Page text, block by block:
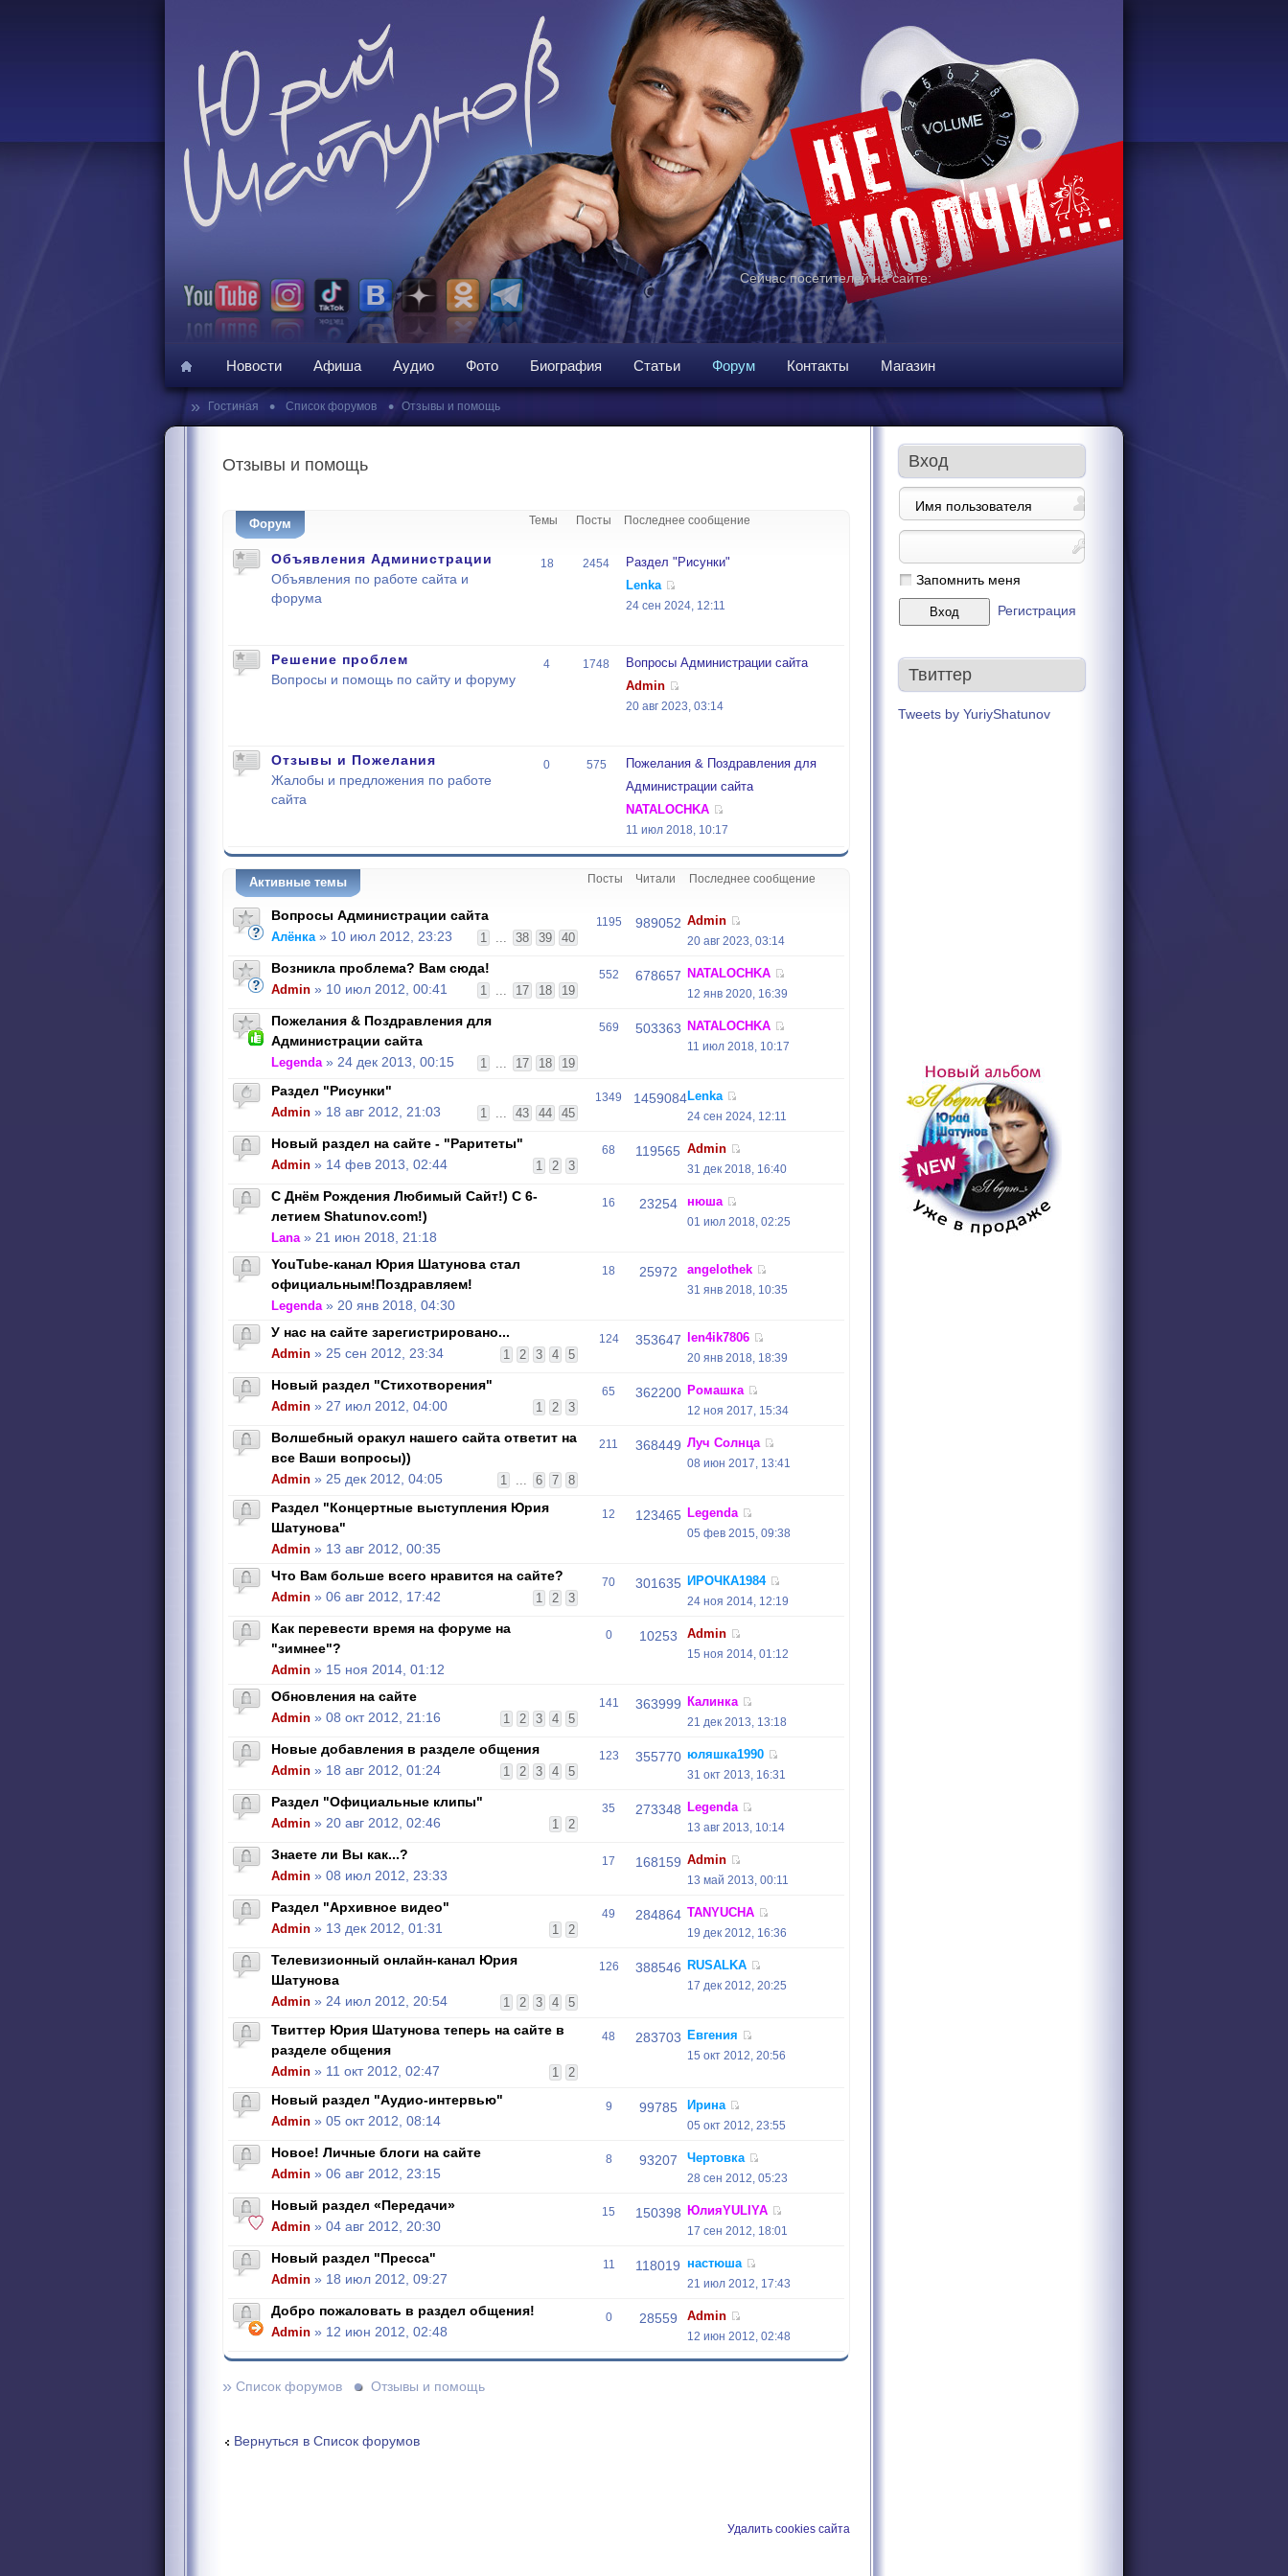
Сейчас посетителей на сайте:
Новости Афиша Аудио Фото Биография Статьи Форум Контакты Магазин
» Гостиная • Список форумов • Отзывы и помощь
Отзывы и помощь
Форум Темы Посты Последнее сообщение
Объявления Администрации
Объявления по работе сайта и
форума
18 2454
Раздел "Рисунки"
Lenka
24 сен 2024, 12:11
Решение проблем
Вопросы и помощь по сайту и форуму
4 1748
Вопросы Администрации сайта
Admin
20 авг 2023, 03:14
Отзывы и Пожелания
Жалобы и предложения по работе
сайта
0 575
Пожелания & Поздравления для
Администрации сайта
NATALOCHKA
11 июл 2018, 10:17
Активные темы Посты Читали Последнее сообщение
Вопросы Администрации сайта
1 ... 38 39 40
Алёнка» 10 июл 2012, 23:23
1195 989052 Admin
20 авг 2023, 03:14
Возникла проблема? Вам сюда!
1 ... 17 18 19
Admin » 10 июл 2012, 00:41
552 678657 NATALOCHKA
12 янв 2020, 16:39
Пожелания & Поздравления для
Администрации сайта
1 ... 17 18 19
Legenda» 24 дек 2013, 00:15
569 503363 NATALOCHKA
11 июл 2018, 10:17
Раздел "Рисунки"
1 ... 43 44 45
Admin » 18 авг 2012, 21:03
1349 1459084Lenka
24 сен 2024, 12:11
Новый раздел на сайте - "Раритеты"
1 2 3
Admin » 14 фев 2013, 02:44
68 119565 Admin
31 дек 2018, 16:40
С Днём Рождения Любимый Сайт!) С 6-
летием Shatunov.com!)
Lana» 21 июн 2018, 21:18
16 23254 нюша
01 июл 2018, 02:25
YouTube-канал Юрия Шатунова стал
официальным!Поздравляем!
Legenda» 20 янв 2018, 04:30
18 25972 angelothek
31 янв 2018, 10:35
У нас на сайте зарегистрировано...
1 2 3 4 5
Admin » 25 сен 2012, 23:34
124 353647 len4ik7806
20 янв 2018, 18:39
Новый раздел "Стихотворения"
1 2 3
Admin » 27 июл 2012, 04:00
65 362200 Ромашка
12 ноя 2017, 15:34
Волшебный оракул нашего сайта ответит на
все Ваши вопросы))
1 ... 6 7 8
Admin » 25 дек 2012, 04:05
211 368449 Луч Солнца
08 июн 2017, 13:41
Раздел "Концертные выступления Юрия
Шатунова"
Admin » 13 авг 2012, 00:35
12 123465 Legenda
05 фев 2015, 09:38
Что Вам больше всего нравится на сайте?
1 2 3
Admin » 06 авг 2012, 17:42
70 301635 ИРОЧКА1984
24 ноя 2014, 12:19
Как перевести время на форуме на
"зимнее"?
Admin » 15 ноя 2014, 01:12
0 10253 Admin
15 ноя 2014, 01:12
Обновления на сайте
1 2 3 4 5
Admin » 08 окт 2012, 21:16
141 363999 Калинка
21 дек 2013, 13:18
Новые добавления в разделе общения
1 2 3 4 5
Admin » 18 авг 2012, 01:24
123 355770 юляшка1990
31 окт 2013, 16:31
Раздел "Официальные клипы"
1 2
Admin » 20 авг 2012, 02:46
35 273348 Legenda
13 авг 2013, 10:14
Знаете ли Вы как...?
Admin » 08 июл 2012, 23:33
17 168159 Admin
13 май 2013, 00:11
Раздел "Архивное видео"
1 2
Admin » 13 дек 2012, 01:31
49 284864 TANYUCHA
19 дек 2012, 16:36
Телевизионный онлайн-канал Юрия
Шатунова
1 2 3 4 5
Admin » 24 июл 2012, 20:54
126 388546 RUSALKA
17 дек 2012, 20:25
Твиттер Юрия Шатунова теперь на сайте в
разделе общения
1 2
Admin » 11 окт 2012, 02:47
48 283703 Евгения
15 окт 2012, 20:56
Новый раздел "Аудио-интервью"
Admin » 05 окт 2012, 08:14
9 99785 Ирина
05 окт 2012, 23:55
Новое! Личные блоги на сайте
Admin » 06 авг 2012, 23:15
8 93207 Чертовка
28 сен 2012, 05:23
Новый раздел «Передачи»
Admin » 04 авг 2012, 20:30
15 150398 ЮлияYULIYA
17 сен 2012, 18:01
Новый раздел "Пресса"
Admin » 18 июл 2012, 09:27
11 118019 настюша
21 июл 2012, 17:43
Добро пожаловать в раздел общения!
Admin » 12 июн 2012, 02:48
0 28559 Admin
12 июн 2012, 02:48
» Список форумов Отзывы и помощь
Вернуться в Список форумов
Удалить cookies сайта
Вход
Запомнить меня
Регистрация
Твиттер
Tweets by YuriyShatunov